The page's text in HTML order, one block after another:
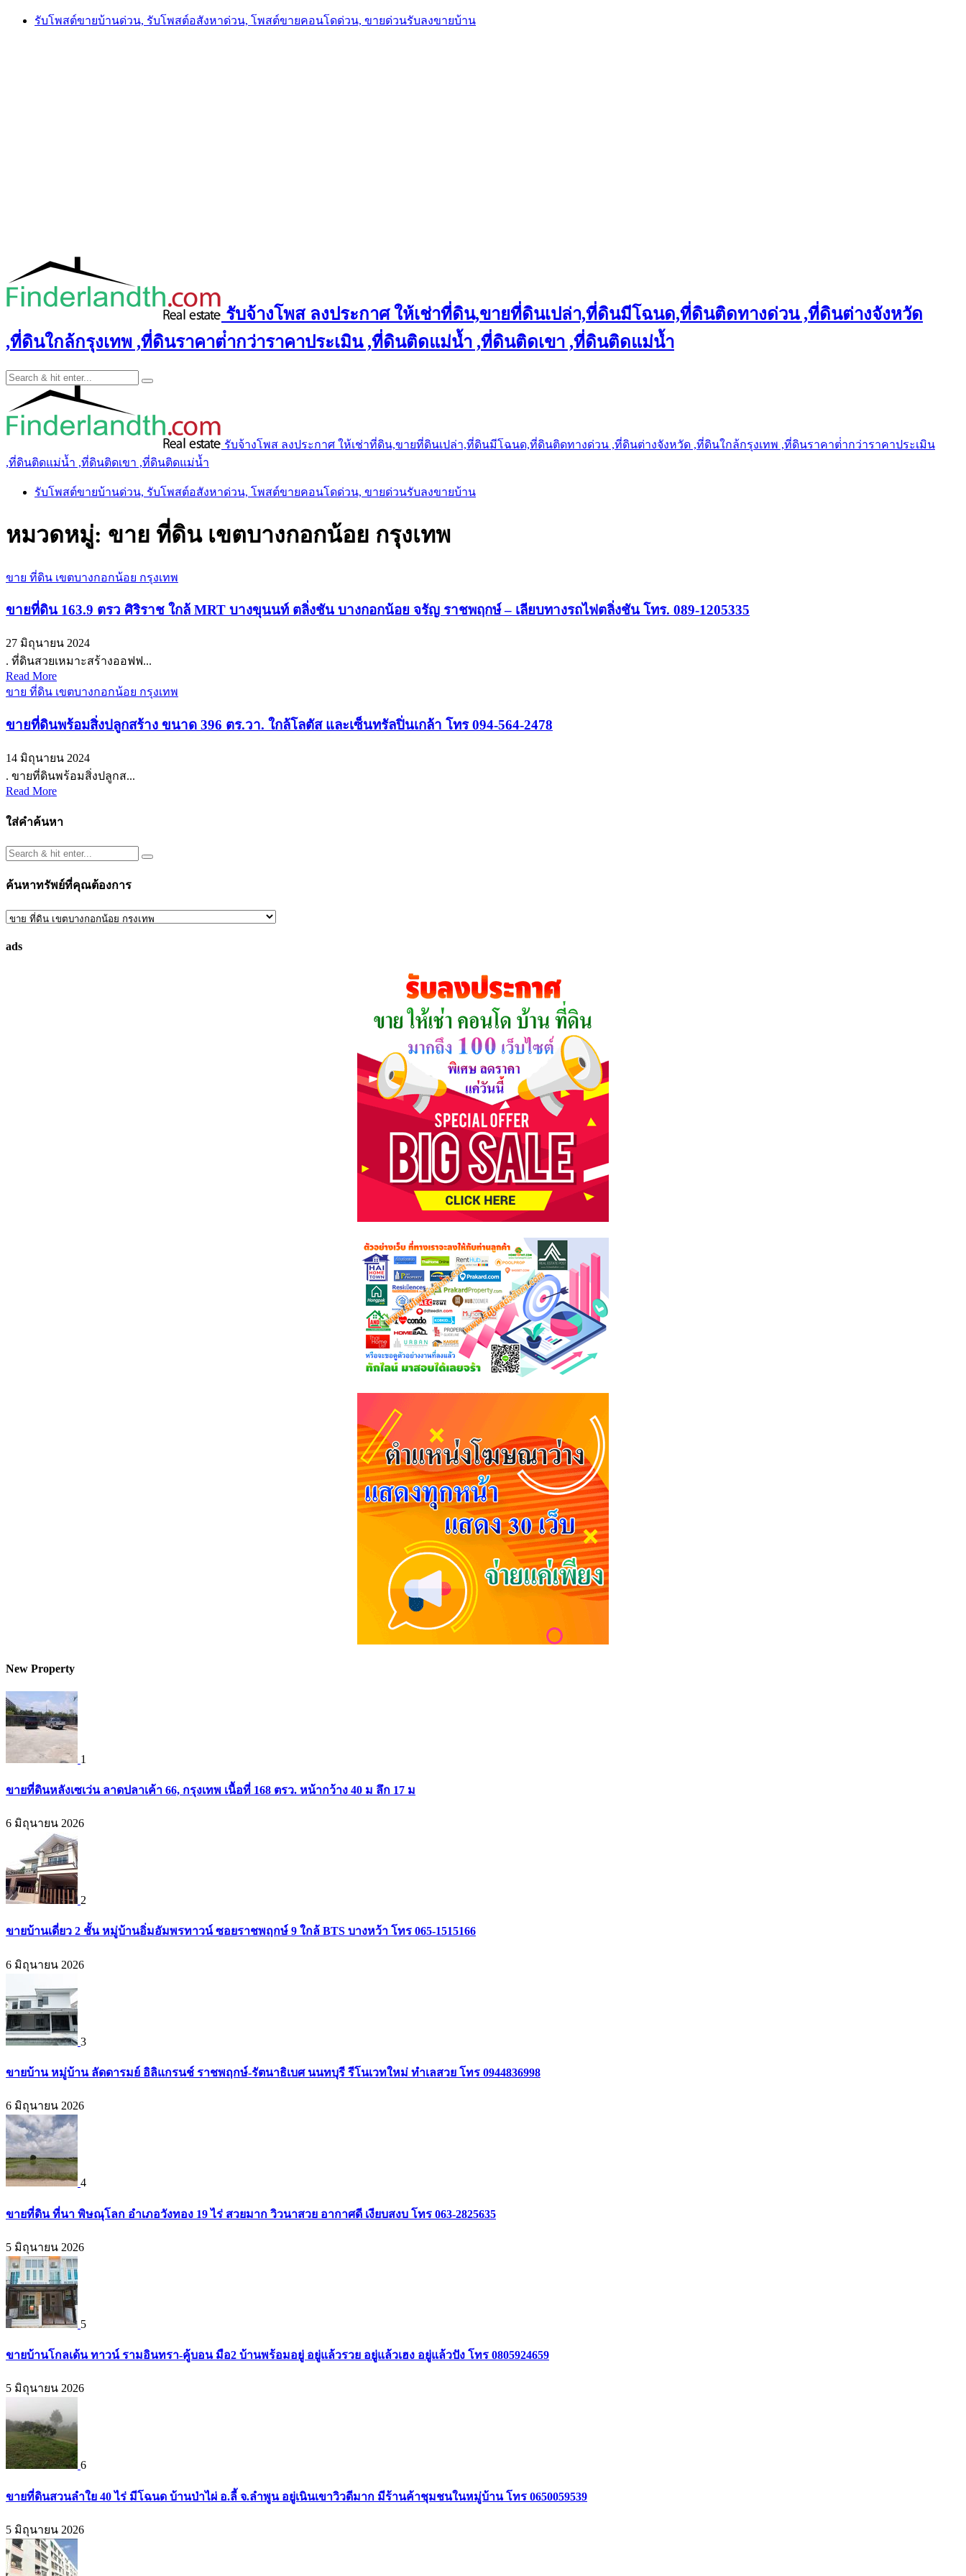
Skip
รับโพสต์ขายบ้านด่วน, รับโพสต์อสังหาด่วน, โพสต์ขายคอนโดด่วน, ขายด่วนรับลงขายบ้าน
รับจ้างโพส ลงประกาศ ให้เช่าที่ดิน,ขายที่ดินเปล่า,ที่ดินมีโฉนด,ที่ดินติดทางด่วน ,ที่ดินต่างจังหวัด
,ที่ดินใกล้กรุงเทพ ,ที่ดินราคาต่ํากว่าราคาประเมิน ,ที่ดินติดแม่น้ำ ,ที่ดินติดเขา ,ที่ดินติดแม่น้ำ
รับจ้างโพส ลงประกาศ ให้เช่าที่ดิน,ขายที่ดินเปล่า,ที่ดินมีโฉนด,ที่ดินติดทางด่วน ,ที่ดินต่างจังหวัด ,ที่ดินใกล้กรุงเทพ ,ที่ดินราคาต่ํากว่าราคาประเมิน
,ที่ดินติดแม่น้ำ ,ที่ดินติดเขา ,ที่ดินติดแม่น้ำ
รับโพสต์ขายบ้านด่วน, รับโพสต์อสังหาด่วน, โพสต์ขายคอนโดด่วน, ขายด่วนรับลงขายบ้าน
หมวดหมู่: ขาย ที่ดิน เขตบางกอกน้อย กรุงเทพ
ขาย ที่ดิน เขตบางกอกน้อย กรุงเทพ
ขายที่ดิน 163.9 ตรว ศิริราช ใกล้ MRT บางขุนนท์ ตลิ่งชัน บางกอกน้อย จรัญ ราชพฤกษ์ – เลียบทางรถไฟตลิ่งชัน โทร. 089-1205335
27 มิถุนายน 2024
. ที่ดินสวยเหมาะสร้างออฟฟ...
Read More
ขาย ที่ดิน เขตบางกอกน้อย กรุงเทพ
ขายที่ดินพร้อมสิ่งปลูกสร้าง ขนาด 396 ตร.วา. ใกล้โลตัส และเซ็นทรัลปิ่นเกล้า โทร 094-564-2478
14 มิถุนายน 2024
. ขายที่ดินพร้อมสิ่งปลูกส...
Read More
ใส่คำค้นหา
ค้นหาทรัพย์ที่คุณต้องการ
ค้นหา
ที่
ads
New Property
1
ขายที่ดินหลังเซเว่น ลาดปลาเค้า 66, กรุงเทพ เนื้อที่ 168 ตรว. หน้ากว้าง 40 ม ลึก 17 ม
6 มิถุนายน 2026
2
ขายบ้านเดี่ยว 2 ชั้น หมู่บ้านอิ่มอัมพรทาวน์ ซอยราชพฤกษ์ 9 ใกล้ BTS บางหว้า โทร 065-1515166
6 มิถุนายน 2026
3
ขายบ้าน หมู่บ้าน ลัดดารมย์ อิลิแกรนช์ ราชพฤกษ์-รัตนาธิเบศ นนทบุรี รีโนเวทใหม่ ทำเลสวย โทร 0944836998
6 มิถุนายน 2026
4
ขายที่ดิน ที่นา พิษณุโลก อำเภอวังทอง 19 ไร่ สวยมาก วิวนาสวย อากาศดี เงียบสงบ โทร 063-2825635
5 มิถุนายน 2026
5
ขายบ้านโกลเด้น ทาวน์ รามอินทรา-คู้บอน มือ2 บ้านพร้อมอยู่ อยู่แล้วรวย อยู่แล้วเฮง อยู่แล้วปัง โทร 0805924659
5 มิถุนายน 2026
6
ขายที่ดินสวนลำใย 40 ไร่ มีโฉนด บ้านป่าไผ่ อ.ลี้ จ.ลำพูน อยู่เนินเขาวิวดีมาก มีร้านค้าชุมชนในหมู่บ้าน โทร 0650059539
5 มิถุนายน 2026